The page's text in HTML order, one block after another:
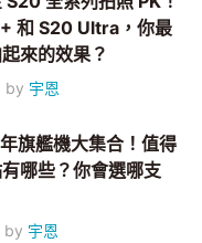
和 S20 Ultra，你最
來的效果？
by 宇恩
旗艦機大集合！值得
哪些？你會選哪支
by 宇恩